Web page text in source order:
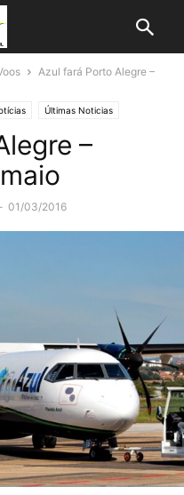
Azul fará Porto Alegre –
Últimas Noticias
–
- 01/03/2016